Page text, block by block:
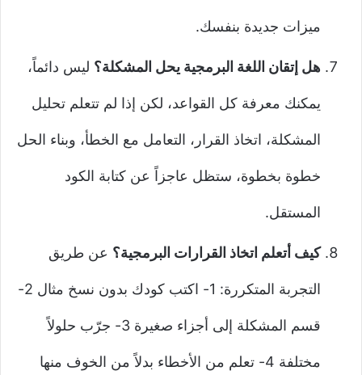
ميزات جديدة بنفسك.
هل إتقان اللغة البرمجية يحل المشكلة؟ ليس دائماً،
يمكنك معرفة كل القواعد، لكن إذا لم تتعلم تحليل
المشكلة، اتخاذ القرار، التعامل مع الخطأ، وبناء الحل
خطوة بخطوة، ستظل عاجزاً عن كتابة الكود
المستقل.
كيف أتعلم اتخاذ القرارات البرمجية؟ عن طريق
التجربة المتكررة: 1- اكتب كودك بدون نسخ مثال 2-
قسم المشكلة إلى أجزاء صغيرة 3- جرّب حلولاً
مختلفة 4- تعلم من الأخطاء بدلاً من الخوف منها